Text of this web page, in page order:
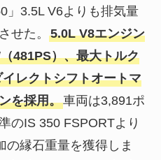
」3.5L V6よりも排気量
せた。 5.0L V8エンジン
481PS）、最大トルク
レクトシフトオートマ
を採用。車両は3,891ポ
のIS 350 FSPORTより
の縁石重量を獲得しま